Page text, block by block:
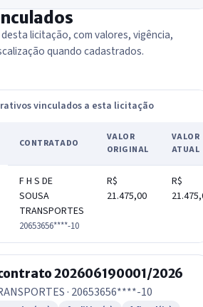
licitação, com valores, vigência,
quando cadastrados.
vinculados a esta licitação
CONTRATADO
VALOR
ORIGINAL
VALOR
ATUAL
F H S DE
SOUSA
TRANSPORTES
20653656****-10
R$
21.475,00
R$
202606190001/2026
· 20653656****-10